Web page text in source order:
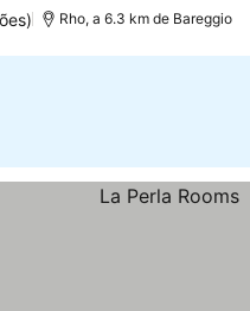
Rho, a 6.3 km de Bareggio